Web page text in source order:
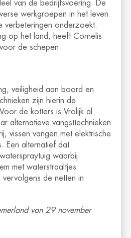
van de bedrijfsvoering. De
werkgroepen in het leven
verbeteringen onderzoekt.
op het land, heeft Cornelis
de schepen.
veiligheid aan boord en
zijn hierin de
de kotters is Vrolijk al
alternatieve vangsttechnieken
vissen vangen met elektrische
Een alternatief dat
waarbij
met waterstraaltjes
de netten in
van 29 november